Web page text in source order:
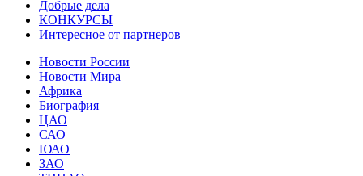
Добрые дела
КОНКУРСЫ
Интересное от партнеров
Новости России
Новости Мира
Африка
Биография
ЦАО
САО
ЮАО
ЗАО